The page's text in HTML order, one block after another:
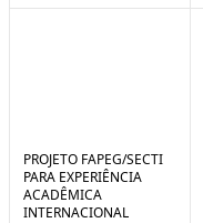
PROJETO FAPEG/SECTI
PARA EXPERIÊNCIA
ACADÊMICA
INTERNACIONAL